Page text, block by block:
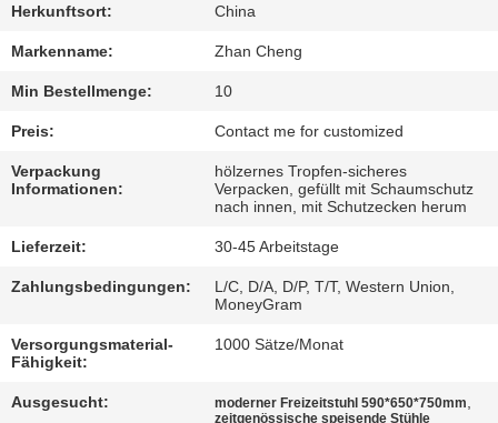
BITTE
UM
EIN
ANGEBOT
SITEMAP
BESTIMMUNGEN
Herkunftsort: China
Markenname: Zhan Cheng
Min Bestellmenge: 10
Preis: Contact me for customized
Verpackung
Informationen:
hölzernes Tropfen-sicheres
Verpacken, gefüllt mit Schaumschutz
nach innen, mit Schutzecken herum
Lieferzeit: 30-45 Arbeitstage
Zahlungsbedingungen:
L/C, D/A, D/P, T/T, Western Union,
MoneyGram
Versorgungsmaterial-
Fähigkeit:
1000 Sätze/Monat
Ausgesucht: moderner Freizeitstuhl 590*650*750mm
zeitgenössische speisende Stühle